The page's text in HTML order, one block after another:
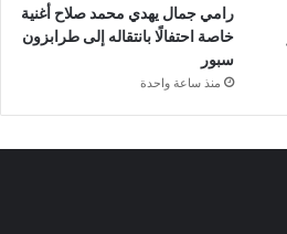
رامي جمال يهدي محمد صلاح أغنية
خاصة احتفالًا بانتقاله إلى طرابزون
سبور
منذ ساعة واحدة